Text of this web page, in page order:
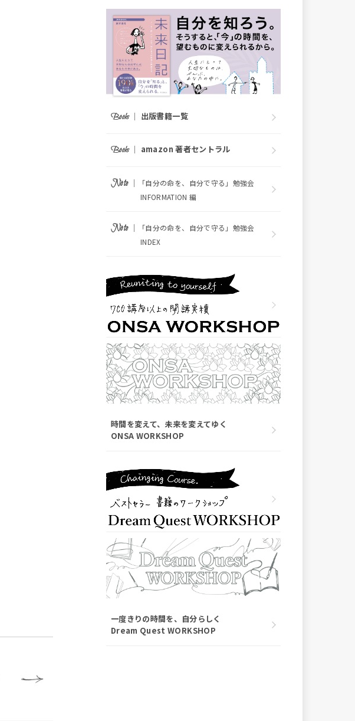
Books｜ 出版書籍一覧
Books｜ amazon 著者セントラル
Note｜
「自分の命を、自分で守る」勉強会
INFORMATION 編
Note｜
「自分の命を、自分で守る」勉強会
INDEX
時間を変えて、未来を変えてゆく
ONSA WORKSHOP
一度きりの時間を、自分らしく
Dream Quest WORKSHOP